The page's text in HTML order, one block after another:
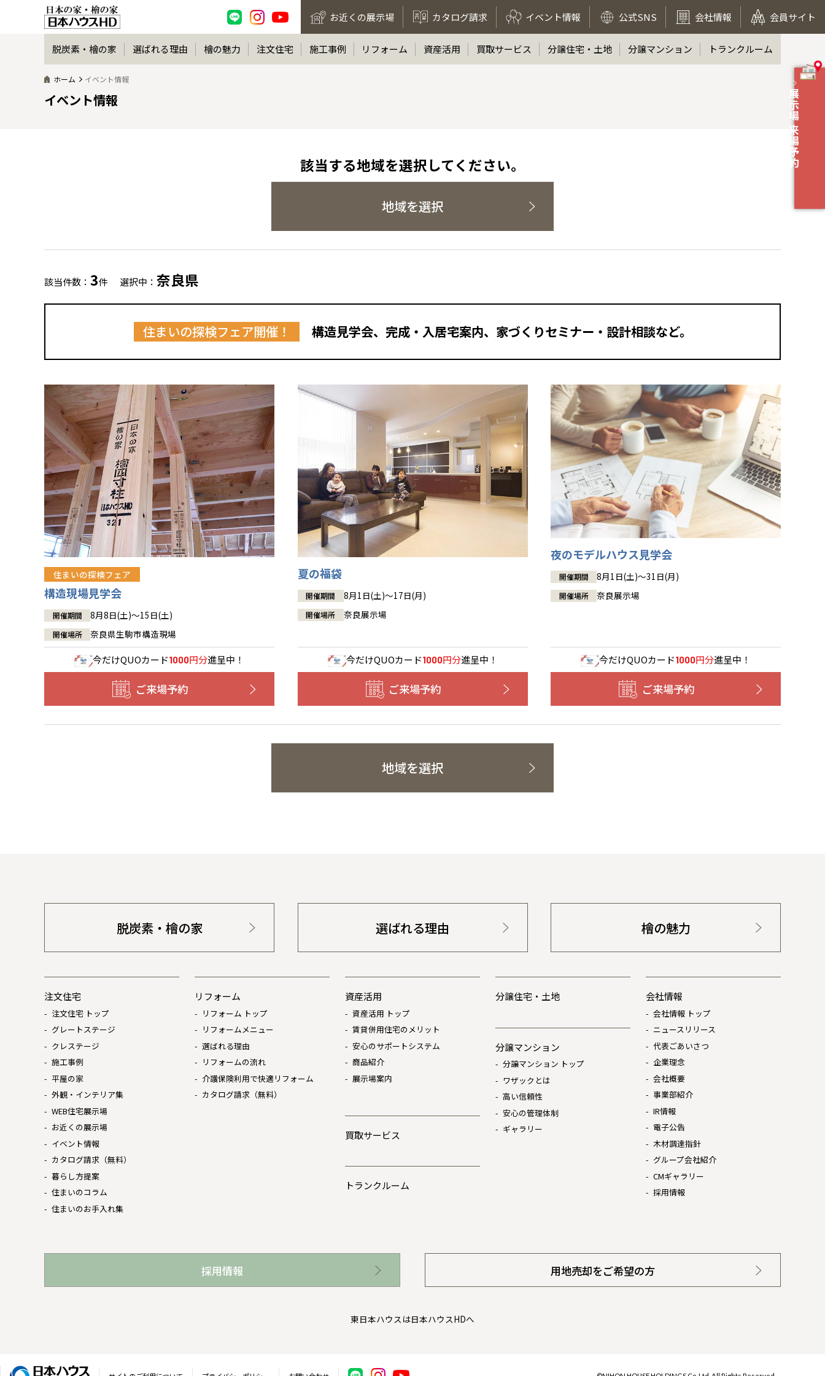
お近くの展示場 カタログ請求 イベント情報 公式SNS 会社情報 会員サイト
展示場 来場予約
脱炭素・檜の家 選ばれる理由 檜の魅力 注文住宅 施工事例 リフォーム 資産活用 買取サービス 分譲住宅・土地 分譲マンション トランクルーム
ホーム イベント情報
イベント情報
該当する地域を選択してください。
地域を選択
該当件数： 3件 選択中： 奈良県
住まいの探検フェア開催！ 構造見学会、完成・入居宅案内、家づくりセミナー・設計相談など。
住まいの探検フェア
構造現場見学会
開催期間 8月8日(土)～15日(土)
開催場所 奈良県生駒市構造現場
今だけQUOカード1000円分進呈中！
ご来場予約
夏の福袋
開催期間 8月1日(土)～17日(月)
開催場所 奈良展示場
今だけQUOカード1000円分進呈中！
ご来場予約
夜のモデルハウス見学会
開催期間 8月1日(土)～31日(月)
開催場所 奈良展示場
今だけQUOカード1000円分進呈中！
ご来場予約
地域を選択
脱炭素・檜の家 選ばれる理由 檜の魅力
注文住宅
注文住宅 トップ
グレートステージ
クレステージ
施工事例
平屋の家
外観・インテリア集
WEB住宅展示場
お近くの展示場
イベント情報
カタログ請求（無料）
暮らし方提案
住まいのコラム
住まいのお手入れ集
リフォーム
リフォーム トップ
リフォームメニュー
選ばれる理由
リフォームの流れ
介護保険利用で快適リフォーム
カタログ請求（無料）
資産活用
資産活用 トップ
賃貸併用住宅のメリット
安心のサポートシステム
商品紹介
展示場案内
買取サービス
分譲住宅・土地
分譲マンション
分譲マンション トップ
ワザックとは
高い信頼性
安心の管理体制
ギャラリー
トランクルーム
会社情報
会社情報 トップ
ニュースリリース
代表ごあいさつ
企業理念
会社概要
事業部紹介
IR情報
電子公告
木材調達指針
グループ会社紹介
CMギャラリー
採用情報
採用情報 用地売却をご希望の方
東日本ハウスは日本ハウスHDへ
全国の展示場
札幌
道北
東北
秋田
宮城
福島
新潟
富山
石川
福井
関東
埼玉
千葉
茨城
栃木
群馬
岐阜
静岡
三重
大阪
京都
兵庫
奈良
滋賀
中国・四国
岡山
香川
愛媛
鳥取
徳島
九州
福岡
佐賀
熊本
長崎
分譲マンション
※現住所のある都道府県以外の建築予定地の方でも
現住所の有るお近くの展示場又は店舗にお問合せください。
移住の計画の方もご相談対応します。お気軽にご相談ください。
お近くのイベント
小樽
道央
苫小牧千歳
道北
函館
帯広
釧路
東北
青森
秋田県
盛岡
北上
宮城県
仙台
福島県
郡山
福島
いわき
会津
新潟県
新潟
甲府
富山県
富山
石川県
金沢
福井県
福井
関東
世田谷
八王子
湘南
相模
埼玉県
埼玉
所沢
千葉県
千葉
柏
茨城県
栃木県
小山
群馬県
群馬
伊勢崎
名古屋
岐阜県
岐阜
静岡県
静岡
浜松
三重県
四日市
大阪府
大阪
京都府
京都
兵庫県
姫路
奈良県
奈良
中国・四国
岡山県
岡山
香川県
高松
愛媛県
松山
九州
福岡県
福岡
佐賀県
佐賀
熊本県
大分県
大分
鹿児島県
鹿児島